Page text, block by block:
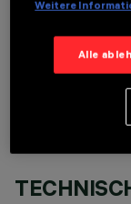
Weitere
Alle